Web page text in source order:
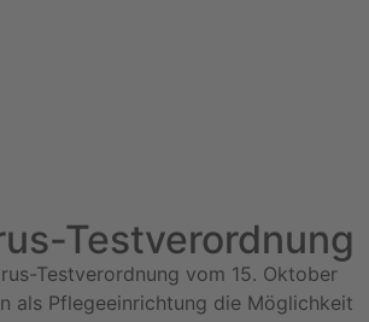
Testverordnung
Testverordnung vom 15. Oktober
als Pflegeeinrichtung die Möglichkeit